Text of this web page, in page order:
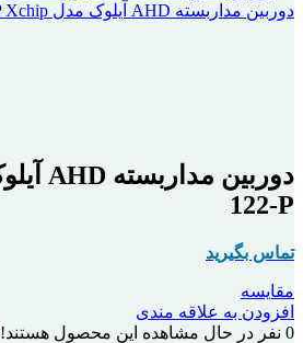
دوربین مداربسته AHD آیلوک مدل Ai-B-105-P Xchip
122-P
تماس بگیرید
مقایسه
افزودن به علاقه مندی
0 نفر در حال مشاهده این محصول هستند!